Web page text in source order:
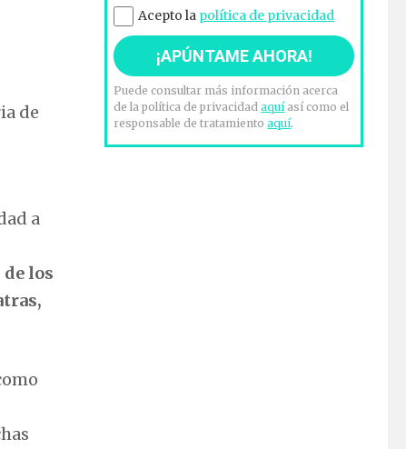
de
a
los
Acepto la política de privacidad
Puede consultar más información acerca
de la política de privacidadaquíasí como el
responsable de tratamientoaquí.